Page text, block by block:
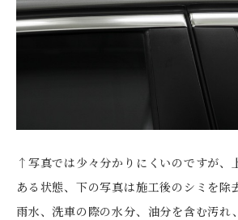
↑写真では少々分かりにくいのですが、
ある状態、下の写真は施工後のシミを除
雨水、洗車の際の水分、油分を含む汚れ